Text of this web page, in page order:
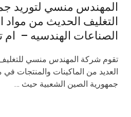
المهندس منسي لتوريد
التغليف الحديث من مواد
الصناعات الهندسيه – ام
العديد من الماكينات والمنتجات
جمهورية الصين الشعبية حيث …